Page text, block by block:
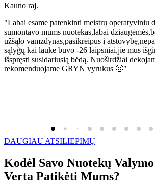
Kauno raj.
"Labai esame patenkinti meistrų operatyviniu
sumontavo mums nuotekas,labai
užšąlo vamzdynas,pasikreipus į
sąlygų kai lauke buvo -26 laipsniai,jie mus
išspręsti susidariusią bėdą. Nuoširdžiai
rekomenduojame GRYN vyrukus 🙂"
DAUGIAU ATSILIEPIMŲ
Kodėl Savo Nuotekų
Verta Patikėti Mums?